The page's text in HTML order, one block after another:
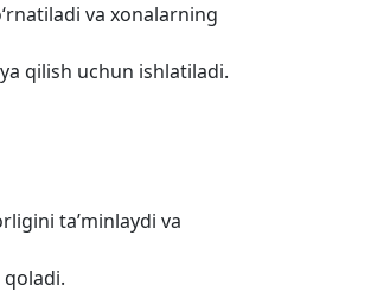
va xonalarning
qilish uchun ishlatiladi.
ta’minlaydi va
qoladi.